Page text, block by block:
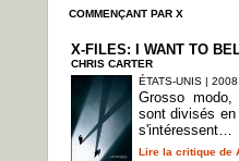
COMMENÇANT PAR X
X-FILES: I WANT TO
CHRIS CARTER
ÉTATS-UNIS | 2008
Grosso
sont divisés
s'intéressent…
Lire la critique de